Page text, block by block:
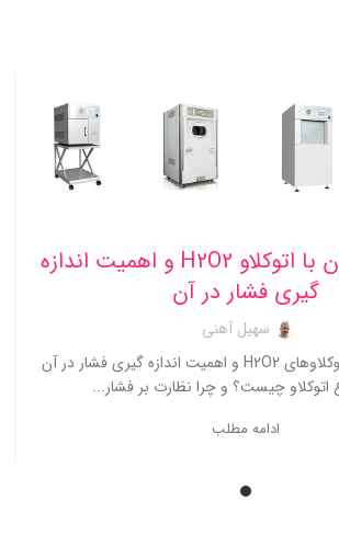
استریلیزاسیون با اتوکلاو H2O2 و اهمیت اندازه
گیری فشار در آن
سهیل آهنی
استریلیزاسیون با اتوکلاوهای H2O2 و اهمیت اندازه گیری فشار در آن
اتوکلاو چیست؟ و چرا نظارت بر فشار...
ادامه مطلب